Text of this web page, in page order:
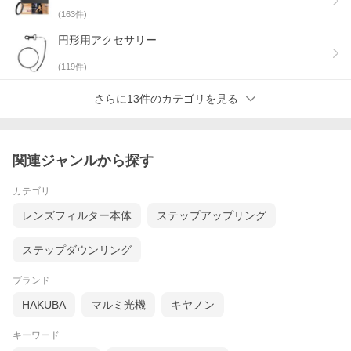
(163件)
円形用アクセサリー
(119件)
さらに13件のカテゴリを見る
関連ジャンルから探す
カテゴリ
レンズフィルター本体 ステップアップリング
ステップダウンリング
ブランド
HAKUBA マルミ光機 キヤノン
キーワード